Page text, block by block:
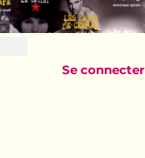
Se connecter